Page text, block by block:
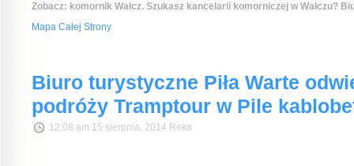
Zobacz: komornik Wałcz. Szukasz kancelarii komorniczej w Wałczu?
Mapa Całej Strony
Biuro turystyczne Piła Warte
podróży Tramptour w Pile
12:08 am 15 sierpnia, 2014 Reka